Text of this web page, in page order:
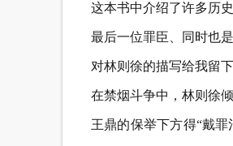
这本书中介绍了许多历
最后一位罪臣、同时也
对林则徐的描写给我留
在禁烟斗争中，林则徐
王鼎的保举下方得“戴